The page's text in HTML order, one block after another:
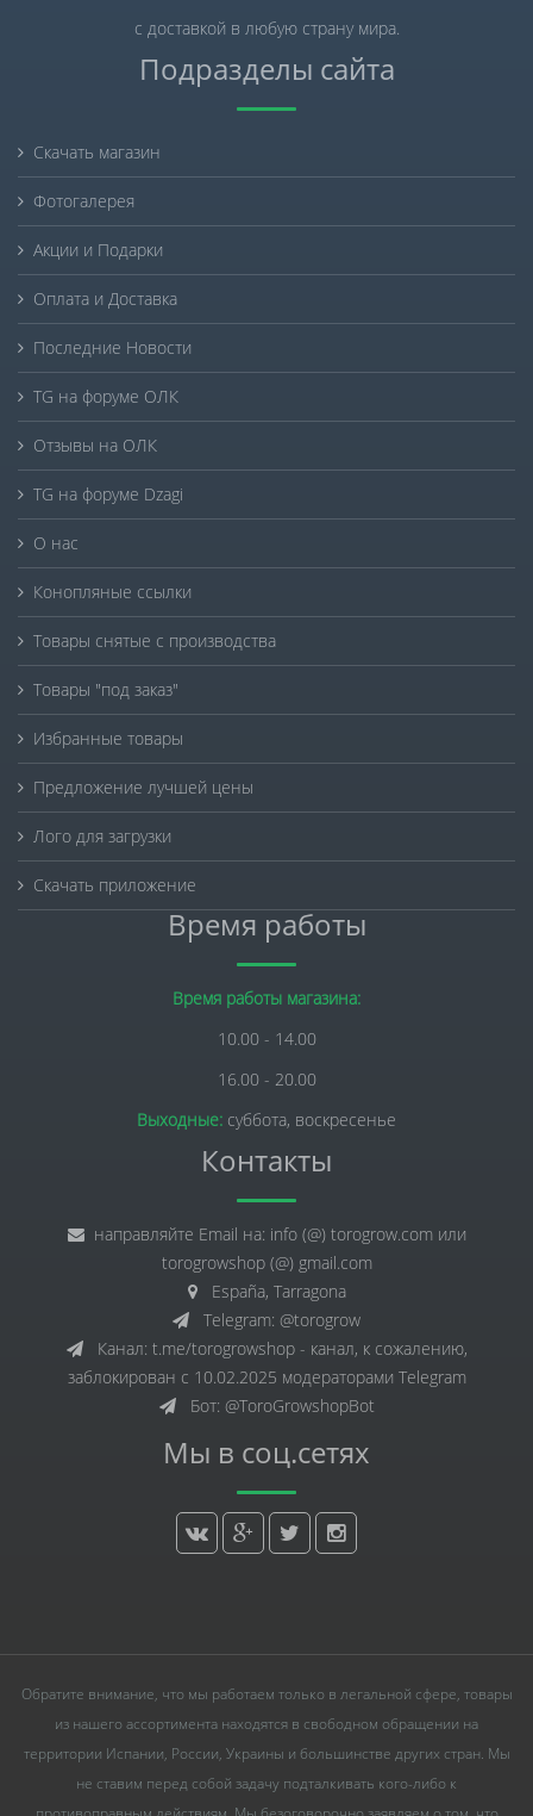
с доставкой в любую страну мира.
Подразделы сайта
Скачать магазин
Фотогалерея
Акции и Подарки
Оплата и Доставка
Последние Новости
TG на форуме ОЛК
Отзывы на ОЛК
TG на форуме Dzagi
О нас
Конопляные ссылки
Товары снятые с производства
Товары "под заказ"
Избранные товары
Предложение лучшей цены
Лого для загрузки
Скачать приложение
Время работы
Время работы магазина:
10.00 - 14.00
16.00 - 20.00
Выходные: суббота, воскресенье
Контакты
направляйте Email на: info (@) torogrow.com или
torogrowshop (@) gmail.com
España, Tarragona
Telegram: @torogrow
Канал: t.me/torogrowshop - канал, к сожалению,
заблокирован с 10.02.2025 модераторами Telegram
Бот: @ToroGrowshopBot
Мы в соц.сетях
Обратите внимание, что мы работаем только в легальной сфере, товары
из нашего ассортимента находятся в свободном обращении на
территории Испании, России, Украины и большинстве других стран. Мы
не ставим перед собой задачу подталкивать кого-либо к